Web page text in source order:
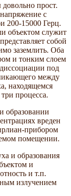
прост.
с
200-15000 Герц.
объектом служит
собой
заземлить. Оба
и тонким слоем
под
между
находящемся
процесса.
образовании
вреден
прибором
помещении.
и образования
и
и т.п.
излучением